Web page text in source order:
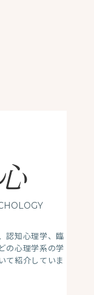
認知心理学、臨
の心理学系の学
て紹介していま